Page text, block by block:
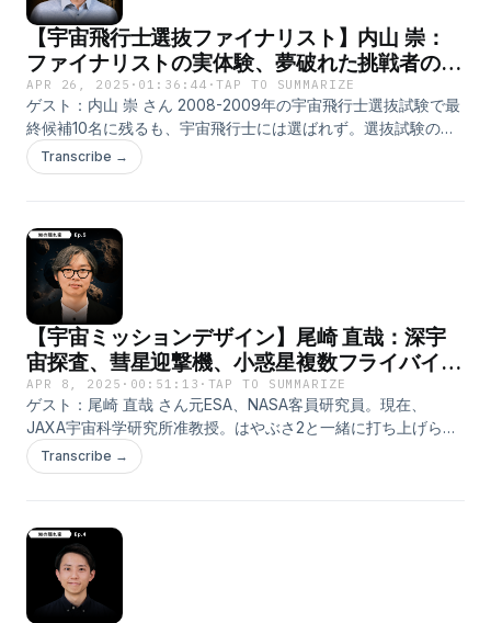
https://www.facebook.com/hiroto.tamura.58YasuInstagram:
https://www.instagram.com/yasu_lin_tsumura/Facebook:
https://www.facebook.com/yasu.lin.tsumura
スタンプ0:00 イントロダクション2:03 宇宙政策に進んだきっ
かけ4:39 宇宙政策の拡がり6:41 宇宙分かるけど政策分からない
9:12 経済学視点が足りない12:06 宇宙交通管理17:41 理想状態と
の差22:53 政策は手段32:45 米は安全保障乱用？36:55 欧は宇宙
政策的に面白い39:55 中国に覇権の意思はない51:58 ポリシーメ
ーカーたる55:17 宇宙技術のデュアルユース59:54 宇宙の持続可
能性1:12:40 宇宙条約1:15:37 宇宙天体の国による領有1:22:30 ト
ランプ政権1:27:11 日本の宇宙開発の方針は？1:31:07 日本の起業
Kevin MacLeod (incompetech.com) Licensed under
Creative Commons: By Attribution 4.0 License
http://creativecommons.org/licenses/by/4.0/Support "知の隠
れ家 Knowledge’s Den"Patreon:
https://www.patreon.com/c/ChinoKakuregaHirotoX:
https://x.com/_hirototamuraFacebook:
https://www.facebook.com/hiroto.tamura.58YasuFacebook:
https://www.facebook.com/yasu.lin.tsumuraInstagram:
https://www.instagram.com/yasu_lin_tsumura/
【宇宙飛行士選抜ファイナリスト】内山 崇：
ファイナリストの実体験、夢破れた挑戦者の葛
藤、ISS補給機「こうのとり」開発、有人宇宙
の未来｜Ep.6
APR 26, 2025 · 01:36:44 ·TAP TO SUMMARIZE
ゲスト：内山 崇 さん 2008-2009年の宇宙飛行士選抜試験で最
終候補10名に残るも、宇宙飛行士には選ばれず。選抜試験の様
子とその後の葛藤を著書『宇宙飛行士選抜試験 ファイナリスト
の消えない記憶』を通じて発信している。HTV「こうのとり」
継機で、月探査プログラムアルテミス計画で活躍が期待され
る。著書: 宇宙飛行士選抜試験 ファイナリストの消えない記憶
https://amzn.asia/d/hYvhoX9X:
https://x.com/HTVFD_Uchiyama Note: https://2008astro-
final.com/Timestamps: 0:00 イントロダクション2:01 宇宙飛行
士の共通点8:40 閉鎖環境試験13:06 多面的に客観的に18:02 00
年、20年、40年21:30 ISS宇宙飛行士船長27:34 宇宙の物資補給
機HTV33:01 準備したことは起きない37:26 HTV成功の裏側
41:21 油井宇宙飛行士のHTVキャッチ48:20 月面ローバーの制御
50:14 2022-23選抜試験51:47 宇宙飛行士の夢破れ、乗り越える
1:00:51 宇宙飛行士を目指す人へ1:02:04 有人宇宙にAIは使える
外での軋轢1:26:05 有人宇宙開発は意味あるか？1:28:55 有人開
発と無人開発の共存1:31:38 意識の伝送と有人宇宙開発Support
"知の隠れ家 Knowledge’s Den"Patreon:
https://www.patreon.com/c/ChinoKakuregaHiroto X:
Transcribe →
【宇宙ミッションデザイン】尾崎 直哉：深宇
宙探査、彗星迎撃機、小惑星複数フライバイ、
フライバイサイクラー軌道、小惑星衝突危機、
Fuseki | Ep.5
APR 8, 2025 · 00:51:13 · TAP TO SUMMARIZE
ゲスト：尾崎 直哉 さん元ESA、NASA客員研究員。現在、
JAXA宇宙科学研究所准教授。はやぶさ2と一緒に打ち上げられ
た世界初の超小型宇宙探査機PROCYONの開発や、JAXAマルチ
フライバイ小惑星探査機DESTINY+の軌道設計に携わる。株式
Exploration, Comet Interceptor, Asteroid Multiple Flybys,
Flyby Cycler Orbit, Asteroid Collision Crisis, Fuseki|
Ep.5Guest: Naoya OzakiFormer ESA and NASA visiting
researcher. Currently an associate professor at JAXA
Transcribe →